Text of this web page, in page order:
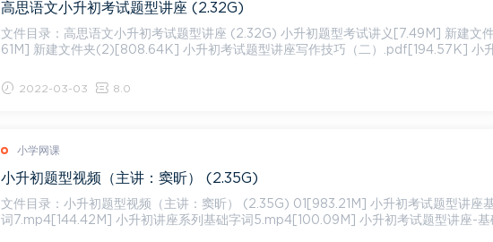
高思语文小升初考试题型讲座 (2.32G)
文件目录：高思语文小升初考试题型讲座 (2.32G) 小升初题型考试讲义[7.49M] 新建文件夹[5.
61M] 新建文件夹(2)[808.64K] 小升初考试题型讲座写作技巧（二）.pdf[194.57K] 小
2022-03-03 8.0
小学网课
小升初题型视频（主讲：窦昕） (2.35G)
文件目录：小升初题型视频（主讲：窦昕） (2.35G) 01[983.21M] 小升初考试题型讲座基础字
词7.mp4[144.42M] 小升初讲座系列基础字词5.mp4[100.09M] 小升初考试题型讲座-基